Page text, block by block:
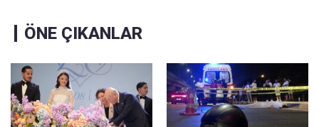
ÖNE ÇIKANLAR